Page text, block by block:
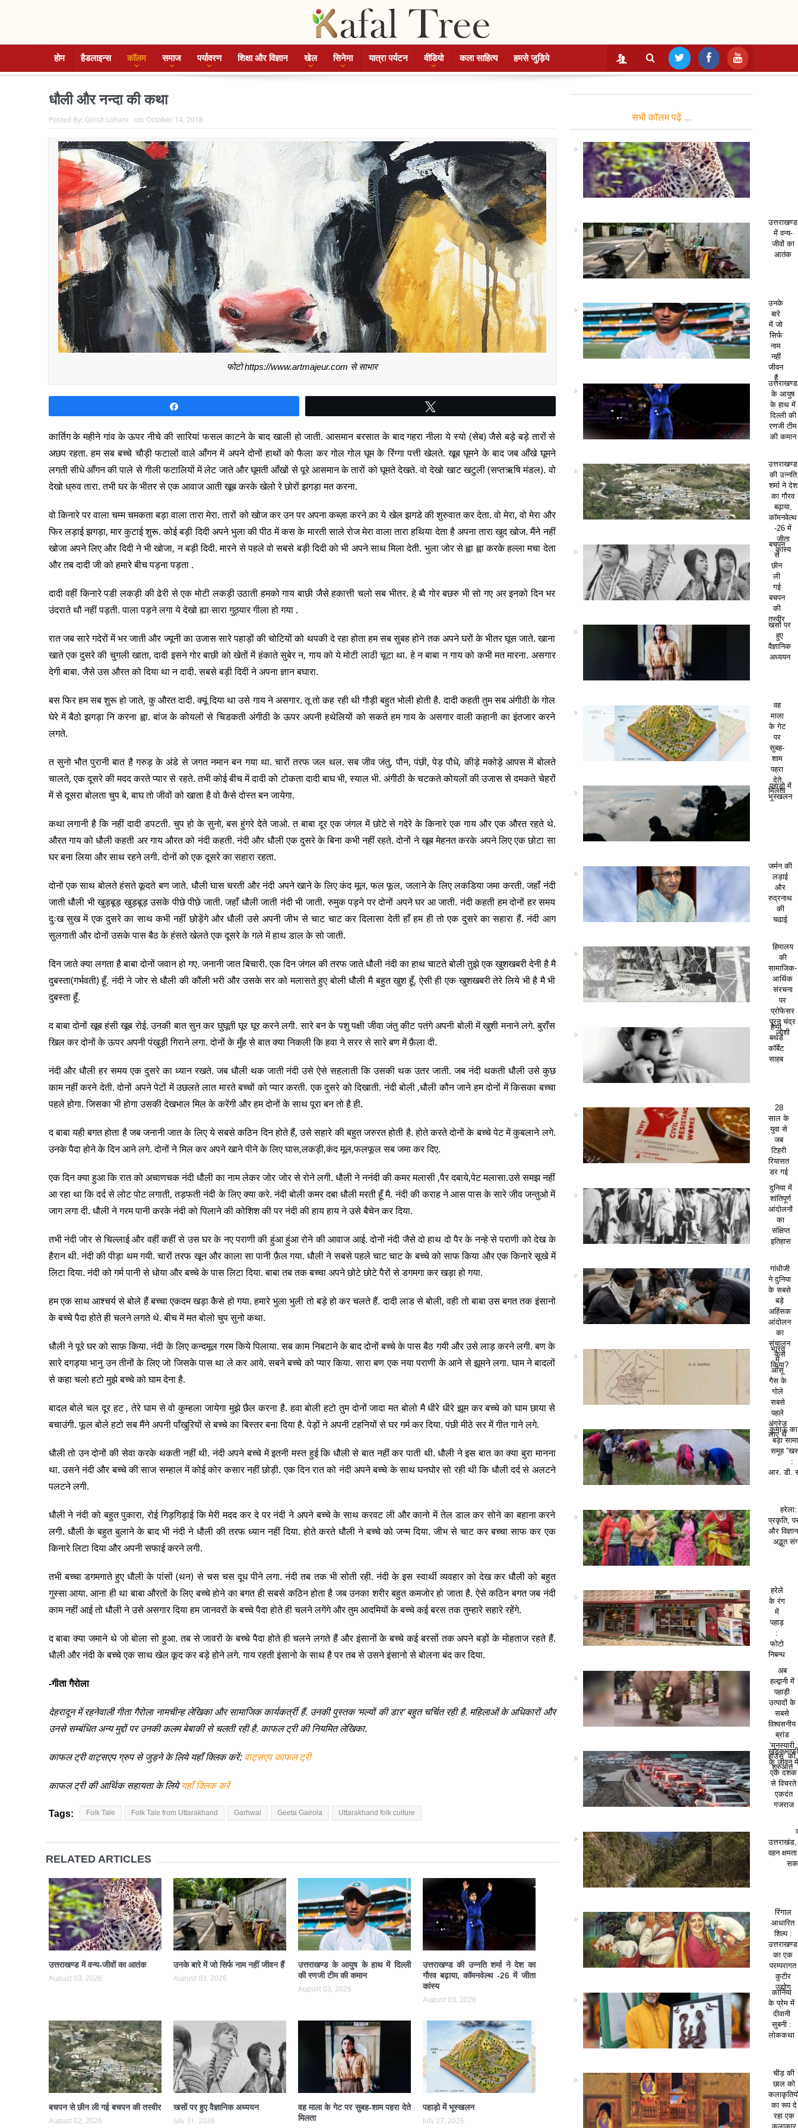
होम हैडलाइन्स कॉलम समाज पर्यावरण शिक्षा और विज्ञान खेल सिनेमा यात्रा पर्यटन वीडियो कला साहित्य हमसे जुड़िये
धौली और नन्दा की कथा
Posted By: Girish Lohani on: October 14, 2018
फोटो https://www.artmajeur.com से साभार
कार्तिग के महीने गांव के ऊपर नीचे की सारियां फसल काटने के बाद खाली हो जाती. आसमान बरसात के बाद गहरा नीला ये स्यो (सेब) जैसे बड़े बड़े तारों से
अछप रहता. हम सब बच्चे चौड़ी फटालों वाले आँगन में अपने दोनों हाथों को फैला कर गोल गोल घूम के रिंग्गा पत्ती खेलते. खूब घूमने के बाद जब आँखे घूमने
लगती सीधे आँगन की पाले से गीली फटालियों में लेट जाते और घूमती आँखों से पूरे आसमान के तारों को घूमते देखते. वो देखो खाट खटुली (सप्तऋषि मंडल). वो
देखो ध्रुव तारा. तभी घर के भीतर से एक आवाज आती खूब करके खेलो रे छोरों झगड़ा मत करना.
वो किनारे पर वाला चम्म चमकता बड़ा वाला तारा मेरा. तारों को खोज कर उन पर अपना कब्ज़ा करने का ये खेल झगडे की शुरुवात कर देता. वो मेरा, वो मेरा और
फिर लड़ाई झगड़ा, मार कुटाई शुरू. कोई बड़ी दिदी अपने भुला की पीठ में कस के मारती साले रोज मेरा वाला तारा हथिया देता है अपना तारा खुद खोज. मैंने नहीं
खोजा अपने लिए और दिदी ने भी खोजा, न बड़ी दिदी. मारने से पहले वो सबसे बड़ी दिदी को भी अपने साथ मिला देती. भुला जोर से ह्वा ह्वा करके हल्ला मचा देता
और तब दादी जी को हमारे बीच पड़ना पड़ता .
दादी वहीं किनारे पडी लकड़ी की ढेरी से एक मोटी लकड़ी उठाती हमको गाय बाछी जैसे हकात्ती चलो सब भीतर. हे ब्वै गोर बछरु भी सो गए अर इनको दिन भर
उंदराते थौ नहीं पड़ती. पाला पड़ने लगा ये देखो ह्या सारा गुठ्यार गीला हो गया .
रात जब सारे गदेरों में भर जाती और ज्यूनी का उजास सारे पहाड़ों की चोटियों को थपकी दे रहा होता हम सब सुबह होने तक अपने घरों के भीतर घूस जाते. खाना
खाते एक दुसरे की चुगली खाता, दादी इसने गोर बाछी को खेतों में हंकाते सुबेर न, गाय को ये मोटी लाठी चूटा था. हे न बाबा न गाय को कभी मत मारना. असगार
देगी बाबा. जैसे उस औरत को दिया था न दादी. सबसे बड़ी दिदी ने अपना ज्ञान बघारा.
बस फिर हम सब शुरू हो जाते, कु औरत दादी. क्यूं दिया था उसे गाय ने असगार. तू तो कह रही थी गौड़ी बहुत भोली होती है. दादी कहती तुम सब अंगीठी के गोल
घेरे में बैठो झगड़ा नि करना ह्वा. बांज के कोयलों से चिडकती अंगीठी के ऊपर अपनी हथेलियों को सकते हम गाय के असगार वाली कहानी का इंतजार करने
लगते.
त सुनो भौत पुरानी बात है गरुड़ के अंडे से जगत नमान बन गया था. चारों तरफ जल थल. सब जीव जंतु, पौन, पंछी, पेड़ पौधे, कीड़े मकोड़े आपस में बोलते
चालते, एक दूसरे की मदद करते प्यार से रहते. तभी कोई बीच में दादी को टोकता दादी बाघ भी, स्याल भी. अंगीठी के चटकते कोयलों की उजास से दमकते चेहरों
में से दूसरा बोलता चुप बे, बाघ तो जीवों को खाता है वो कैसे दोस्त बन जायेगा.
कथा लगानी है कि नहीं दादी डपटती. चुप हो के सुनो, बस हुंगरे देते जाओ. त बाबा दूर एक जंगल में छोटे से गदेरे के किनारे एक गाय और एक औरत रहते थे.
औरत गाय को धौली कहती अर गाय औरत को नंदी कहती. नंदी और धौली एक दुसरे के बिना कभी नहीं रहते. दोनों ने खूब मेहनत करके अपने लिए एक छोटा सा
घर बना लिया और साथ रहने लगी. दोनों को एक दूसरे का सहारा रहता.
दोनों एक साथ बोलते हंसते कूदते बण जाते. धौली घास चरती और नंदी अपने खाने के लिए कंद मूल, फल फूल, जलाने के लिए लकडिया जमा करती. जहाँ नंदी
जाती धौली भी खुड़बूड़ खुड़बूड़ उसके पीछे पीछे जाती. जहाँ धौली जाती नंदी भी जाती. रुमुक पड़ने पर दोनों अपने घर आ जाती. नंदी कहती हम दोनों हर समय
दुःख सुख में एक दुसरे का साथ कभी नहीं छोड़ेंगे और धौली उसे अपनी जीभ से चाट चाट कर दिलासा देती हाँ हम ही तो एक दुसरे का सहारा हैं. नंदी आग
सुलगाती और दोनों उसके पास बैठ के हंसते खेलते एक दूसरे के गले में हाथ डाल के सो जाती.
दिन जाते क्या लगता है बाबा दोनों जवान हो गए. जनानी जात बिचारी. एक दिन जंगल की तरफ जाते धौली नंदी का हाथ चाटते बोली तुझे एक खुशखबरी देनी है मै
दुबस्ता(गर्भवती) हूँ. नंदी ने जोर से धौली की कौंली भरी और उसके सर को मलासते हुए बोली धौली मै बहुत खुश हूँ, ऐसी ही एक खुशखबरी तेरे लिये भी है मै भी
दुबस्ता हूँ.
द बाबा दोनों खूब हंसी खूब रोई. उनकी बात सुन कर घुघूती घूर घूर करने लगी. सारे बन के पशु पक्षी जीवा जंतु कीट पतंगे अपनी बोली में खुशी मनाने लगे. बुराँस
खिल कर दोनों के ऊपर अपनी पंखुड़ी गिराने लगा. दोनों के मुँह से बात क्या निकली कि हवा ने सरर से सारे बण में फ़ैला दी.
नंदी और धौली हर समय एक दुसरे का ध्यान रखते. जब धौली थक जाती नंदी उसे ऐसे सहलाती कि उसकी थक उतर जाती. जब नंदी थकती धौली उसे कुछ
काम नहीं करने देती. दोनों अपने पेटों में उछलते लात मारते बच्चों को प्यार करती. एक दुसरे को दिखाती. नंदी बोली ,धौली कौन जाने हम दोनों में किसका बच्चा
पहले होगा. जिसका भी होगा उसकी देखभाल मिल के करेंगी और हम दोनों के साथ पूरा बन तो है ही.
द बाबा यही बगत होता है जब जनानी जात के लिए ये सबसे कठिन दिन होते हैं, उसे सहारे की बहुत जरुरत होती है. होते करते दोनों के बच्चे पेट में कुबलाने लगे.
उनके पैदा होने के दिन आने लगे. दोनों ने मिल कर अपने खाने पीने के लिए घास,लकड़ी,कंद मूल,फलफूल सब जमा कर दिए.
एक दिन क्या हुआ कि रात को अचाणचक नंदी धौली का नाम लेकर जोर जोर से रोने लगी. धौली ने ननंदी की कमर मलासी ,पैर दबाये,पेट मलासा.उसे समझ नहीं
आ रहा था कि दर्द से लोट पोट लगाती, तड़फती नंदी के लिए क्या करे. नंदी बोली कमर दबा धौली मरती हूँ मै. नंदी की कराह ने आस पास के सारे जीव जन्तुओ में
जाग लगा दी. धौली ने गरम पानी करके नंदी को पिलाने की कोशिश की पर नंदी की हाय हाय ने उसे बैचेन कर दिया.
तभी नंदी जोर से चिल्लाई और वहीं कहीं से उस घर के नए पराणी की हुंआ हुंआ रोने की आवाज आई. दोनों नंदी जैसे दो हाथ दो पैर के नन्हे से पराणी को देख के
हैरान थी. नंदी की पीड़ा थम गयी. चारों तरफ खून और काला सा पानी फ़ैल गया. धौली ने सबसे पहले चाट चाट के बच्चे को साफ किया और एक किनारे सूखे में
लिटा दिया. नंदी को गर्म पानी से धोया और बच्चे के पास लिटा दिया. बाबा तब तक बच्चा अपने छोटे छोटे पैरों से डगमगा कर खड़ा हो गया.
हम एक साथ आश्चर्य से बोले हैं बच्चा एकदम खड़ा कैसे हो गया. हमारे भुला भुली तो बड़े हो कर चलते हैं. दादी लाड से बोली, वही तो बाबा उस बगत तक इंसानो
के बच्चे पैदा होते ही चलने लगते थे. बीच में मत बोलो चुप सुनो कथा.
धौली ने पूरे घर को साफ़ किया. नंदी के लिए कन्दमूल गरम किये पिलाया. सब काम निबटाने के बाद दोनों बच्चे के पास बैठ गयी और उसे लाड़ करने लगी. बण के
सारे दगड्या भानु उन तीनों के लिए जो जिसके पास था ले कर आये. सबने बच्चे को प्यार किया. सारा बण एक नया पराणी के आने से झूमने लगा. घाम ने बादलों
से कहा चलो हटो मुझे बच्चे को घाम देना है.
बादल बोले चल दूर हट , तेरे घाम से वो कुम्हला जायेगा मुझे छैल करना है. हवा बोली हटो तुम दोनों जादा मत बोलो मै धीरे धीरे झूम कर बच्चे को घाम छाया से
बचाउंगी. फूल बोले हटो सब मैंने अपनी पाँखुरियों से बच्चे का बिस्तर बना दिया है. पेड़ों ने अपनी टहनियों से घर गर्म कर दिया. पंछी मीठे सर में गीत गाने लगे.
धौली तो उन दोनों की सेवा करके थकती नहीं थी. नंदी अपने बच्चे में इतनी मस्त हुई कि धौली से बात नहीं कर पाती थी. धौली ने इस बात का क्या बुरा मानना
था. उसने नंदी और बच्चे की साज सम्हाल में कोई कोर कसार नहीं छोड़ी. एक दिन रात को नंदी अपने बच्चे के साथ घनघोर सो रही थी कि धौली दर्द से अलटने
पलटने लगी.
धौली ने नंदी को बहुत पुकारा, रोई गिड़गिड़ाई कि मेरी मदद कर दे पर नंदी ने अपने बच्चे के साथ करवट ली और कानो में तेल डाल कर सोने का बहाना करने
लगी. धौली के बहुत बुलाने के बाद भी नंदी ने धौली की तरफ ध्यान नहीं दिया. होते करते धौली ने बच्चे को जन्म दिया. जीभ से चाट कर बच्चा साफ कर एक
किनारे लिटा दिया और अपनी सफाई करने लगी.
तभी बच्चा डगमगाते हुए धौली के पांसों (थन) से चस चस दूध पीने लगा. नंदी तब तक भी सोती रही. नंदी के इस स्वार्थी व्यवहार को देख कर धौली को बहुत
गुस्सा आया. आना ही था बाबा औरतों के लिए बच्चे होने का बगत ही सबसे कठिन होता है जब उनका शरीर बहुत कमजोर हो जाता है. ऐसे कठिन बगत जब नंदी
काम नहीं आई तो धौली ने उसे असगार दिया हम जानवरों के बच्चे पैदा होते ही चलने लगेंगे और तुम आदमियों के बच्चे कई बरस तक तुम्हारे सहारे रहेंगे.
द बाबा क्या जमाने थे जो बोला सो हुआ. तब से जावरों के बच्चे पैदा होते ही चलने लगते हैं और इंसानों के बच्चे कई बरसों तक अपने बड़ों के मोहताज रहते हैं.
धौली और नंदी के बच्चे एक साथ खेल कूद कर बड़े होने लगे. गाय रहती इंसानो के साथ है पर तब से उसने इंसानो से बोलना बंद कर दिया.
-गीता गैरोला
देहरादून में रहनेवाली गीता गैरोला नामचीन्ह लेखिका और सामाजिक कार्यकर्त्री हैं. उनकी पुस्तक ‘मल्यों की डार’ बहुत चर्चित रही है. महिलाओं के अधिकारों और
उनसे सम्बंधित अन्य मुद्दों पर उनकी कलम बेबाकी से चलती रही है. काफल ट्री की नियमित लेखिका.
काफल ट्री वाट्सएप ग्रुप से जुड़ने के लिये यहाँ क्लिक करें:वाट्सएप काफल ट्री
काफल ट्री की आर्थिक सहायता के लियेयहाँ क्लिक करें
Tags: Folk Tale Folk Tale from Uttarakhand Garhwal Geeta Gairola Uttarakhand folk culture
RELATED ARTICLES
उत्तराखण्ड में वन्य-जीवों का आतंक
August 03, 2026
उनके बारे में जो सिर्फ नाम नहीं जीवन हैं
August 03, 2026
उत्तराखण्ड के आयुष के हाथ में दिल्ली
की रणजी टीम की कमान
August 03, 2026
उत्तराखण्ड की उन्नति शर्मा ने देश का
गौरव बढ़ाया, कॉमनवेल्थ -26 में जीता
कांस्य
August 03, 2026
बचपन से छीन ली गई बचपन की तस्वीर
August 02, 2026
खसों पर हुए वैज्ञानिक अध्ययन
July 31, 2026
वह माला के गेट पर सुबह-शाम पहरा देते
मिलता
पहाड़ो में भूस्खलन
July 27, 2026
सभी कॉलम पढ़ें …
उत्तराखण्ड
में वन्य-
जीवों का
आतंक
उनके
बारे
में जो
सिर्फ
नाम
नहीं
जीवन
हैं
उत्तराखण्ड
के आयुष
के हाथ में
दिल्ली की
रणजी टीम
की कमान
उत्तराखण्ड
की उन्नति
शर्मा ने देश
का गौरव
बढ़ाया,
कॉमनवेल्थ
-26 में
जीता
कांस्य
बचपन
से
छीन
ली
गई
बचपन
की
तस्वीर
खसों पर
हुए
वैज्ञानिक
अध्ययन
वह
माला
के गेट
पर
सुबह-
शाम
पहरा
देते
मिलता
पहाड़ो में
भूस्खलन
जर्मन की
लड़ाई
और
रुद्रनाथ
की
चढाई
हिमालय
की
सामाजिक-
आर्थिक
संरचना
पर
प्रोफेसर
पूरन चंद्र
जोशी
हैप्पी
बर्थडे
कॉर्बेट
साहब
28
साल के
युवा से
जब
टिहरी
रियासत
डर गई
दुनिया में
शांतिपूर्ण
आंदोलनों
का
संक्षिप्त
इतिहास
गांधीजी
ने दुनिया
के सबसे
बड़े
अहिंसक
आंदोलन
का
संचालन
कैसे
किया?
भारत
में
आँसू
गैस के
गोले
सबसे
पहले
अंग्रेज़
लाए थे
कुमाऊं
बड़ा
समूह
:
आर. डी.
हरेला:
प्रकृति,
और
अद्भुत
हरेले
के रंग
में
पहाड़
:
फोटो
निबन्ध
अब
हल्द्वानी में
पहाड़ी
उत्पादों के
सबसे
विश्वसनीय
ब्रांड
‘मुनस्यारी
हाउस’ की
शुरुआत
के जीवन में
एक दशक
से विचरते
एकदंत
गजराज
उत्तराखंड,
वहन
रिंगाल
आधारित
शिल्प :
उत्तराखण्ड
का एक
परम्परागत
कुटीर
उद्योग
कानिया
के प्रेम में
दीवानी
सुबनी :
लोककथा
चीड़ की
छाल को
का रूप दे
रहा एक
कलाकार